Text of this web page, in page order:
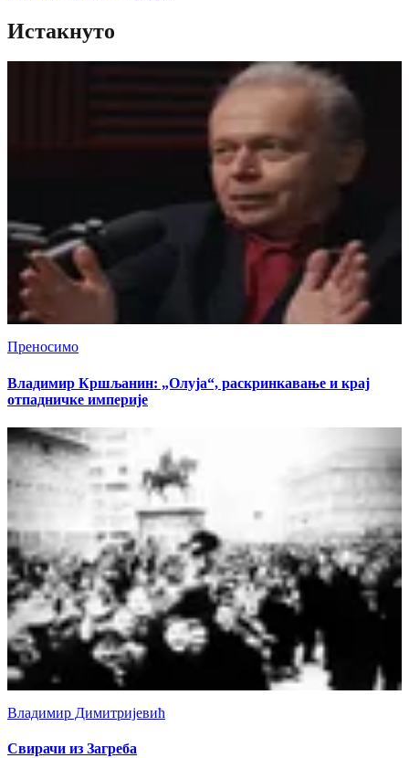
Истакнуто
Преносимо
Владимир Кршљанин: „Олуја“, раскринкавање и крај
отпадничке империје
Владимир Димитријевић
Свирачи из Загреба